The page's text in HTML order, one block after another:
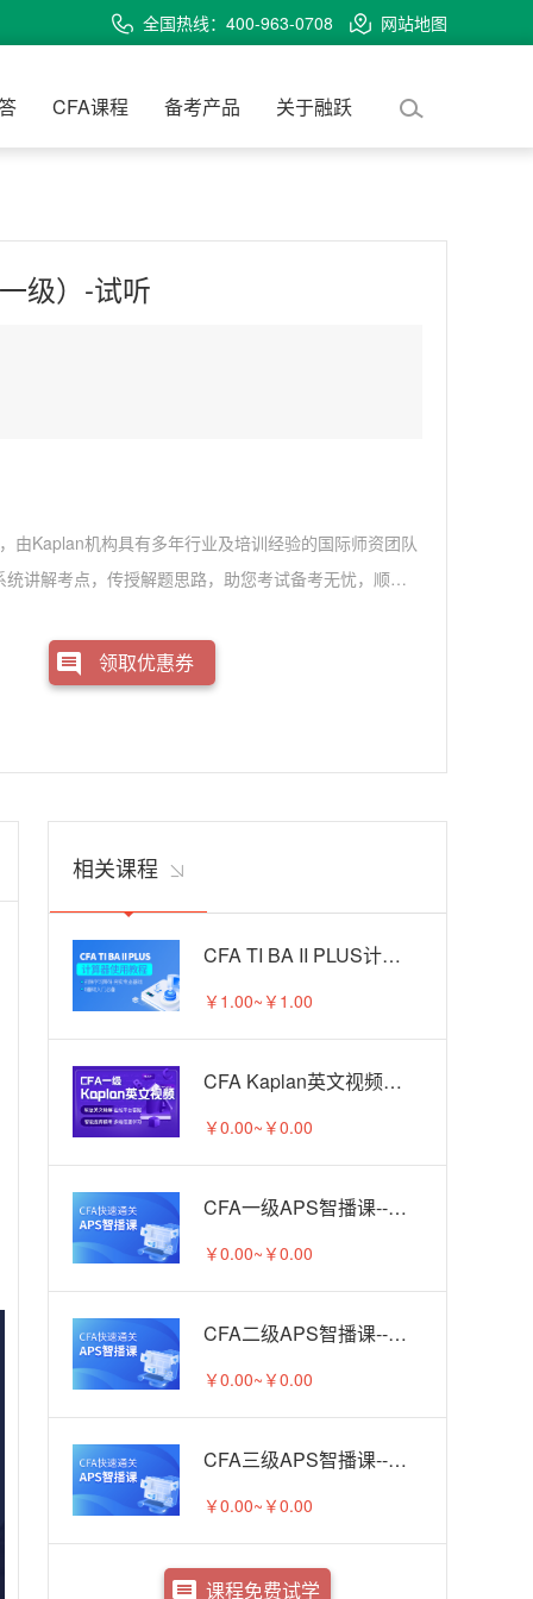
全国热线：400-963-0708 网站地图
CFA课程 备考产品 关于融跃
级）-试听
由Kaplan机构具有多年行业及培训经验的国际师资团队
讲解考点，传授解题思路，助您考试备考无忧，顺利
领取优惠券
相关课程
CFA TI BA II PLUS计算器使用教程
￥1.00~￥1.00
CFA Kaplan英文视频（一级）-试听
￥0.00~￥0.00
CFA一级APS智播课--试听课
￥0.00~￥0.00
CFA二级APS智播课--试听课
￥0.00~￥0.00
CFA三级APS智播课--试听课
￥0.00~￥0.00
课程免费试学